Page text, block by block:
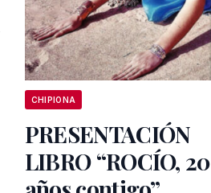
CHIPIONA
PRESENTACIÓN
LIBRO “ROCÍO, 20